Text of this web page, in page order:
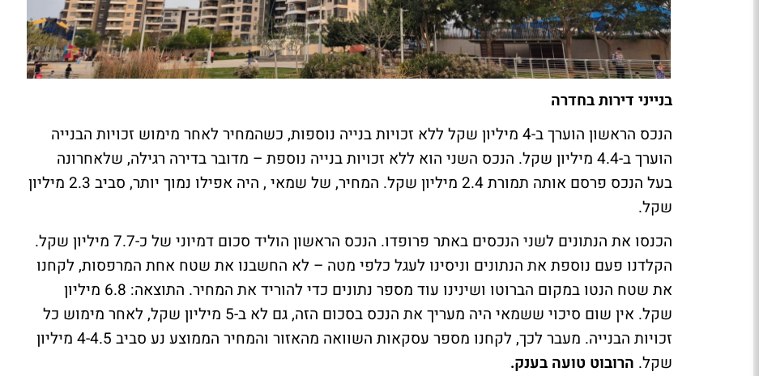
בנייני דירות בחדרה
הנכס הראשון הוערך ב-4 מיליון שקל ללא זכויות בנייה נוספות, כשהמחיר לאחר מימוש זכויות הבנייה
הוערך ב-4.4 מיליון שקל. הנכס השני הוא ללא זכויות בנייה נוספת – מדובר בדירה רגילה, שלאחרונה
בעל הנכס פרסם אותה תמורת 2.4 מיליון שקל. המחיר, של שמאי , היה אפילו נמוך יותר, סביב 2.3 מיליון
שקל.
הכנסו את הנתונים לשני הנכסים באתר פרופדו. הנכס הראשון הוליד סכום דמיוני של כ-7.7 מיליון שקל.
הקלדנו פעם נוספת את הנתונים וניסינו לעגל כלפי מטה – לא החשבנו את שטח אחת המרפסות, לקחנו
את שטח הנטו במקום הברוטו ושינינו עוד מספר נתונים כדי להוריד את המחיר. התוצאה: 6.8 מיליון
שקל. אין שום סיכוי ששמאי היה מעריך את הנכס בסכום הזה, גם לא ב-5 מיליון שקל, לאחר מימוש כל
זכויות הבנייה. מעבר לכך, לקחנו מספר עסקאות השוואה מהאזור והמחיר הממוצע נע סביב 4-4.5 מיליון
שקל. הרובוט טועה בענק.